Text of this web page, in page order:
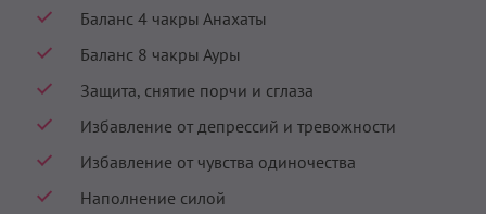
Баланс 4 чакры Анахаты
Баланс 8 чакры Ауры
Защита, снятие порчи и сглаза
Избавление от депрессий и тревожности
Избавление от чувства одиночества
Наполнение силой